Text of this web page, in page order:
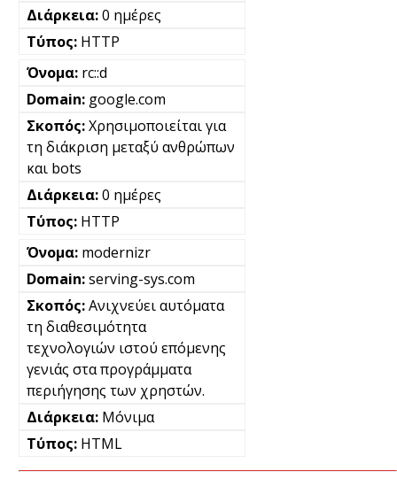
0 ημέρες
HTTP
rc::d
google.com
Χρησιμοποιείται για
τη διάκριση μεταξύ ανθρώπων
και bots
0 ημέρες
HTTP
modernizr
serving-sys.com
Ανιχνεύει αυτόματα
τη διαθεσιμότητα
τεχνολογιών ιστού επόμενης
γενιάς στα προγράμματα
περιήγησης των χρηστών.
Μόνιμα
HTML